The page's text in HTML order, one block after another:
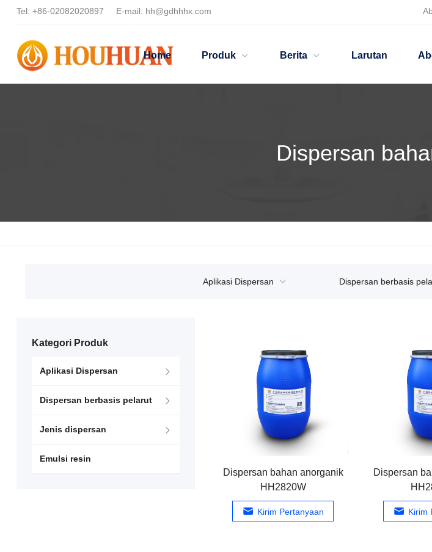
Tel: +86-02082020897 E-mail: hh@gdhhhx.com
Home Produk Berita Larutan
Dispersan
Aplikasi Dispersan Dispersan berbasis
Dispersan bahan anorganik
HH2820W
Kirim Pertanyaan
Dispersan
Kirim
Kategori Produk
Aplikasi Dispersan
Dispersan berbasis pelarut
Jenis dispersan
Emulsi resin